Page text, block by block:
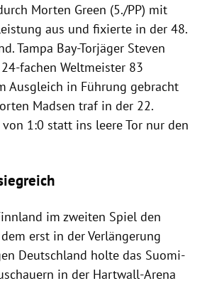
Morten Green (5./PP) mit
aus und fixierte in der 48.
Tampa Bay-Torjäger Steven
fachen Weltmeister 83
Ausgleich in Führung gebracht
Madsen traf in der 22.
1:0 statt ins leere Tor nur den
im zweiten Spiel den
erst in der Verlängerung
Deutschland holte das Suomi-
in der Hartwall-Arena